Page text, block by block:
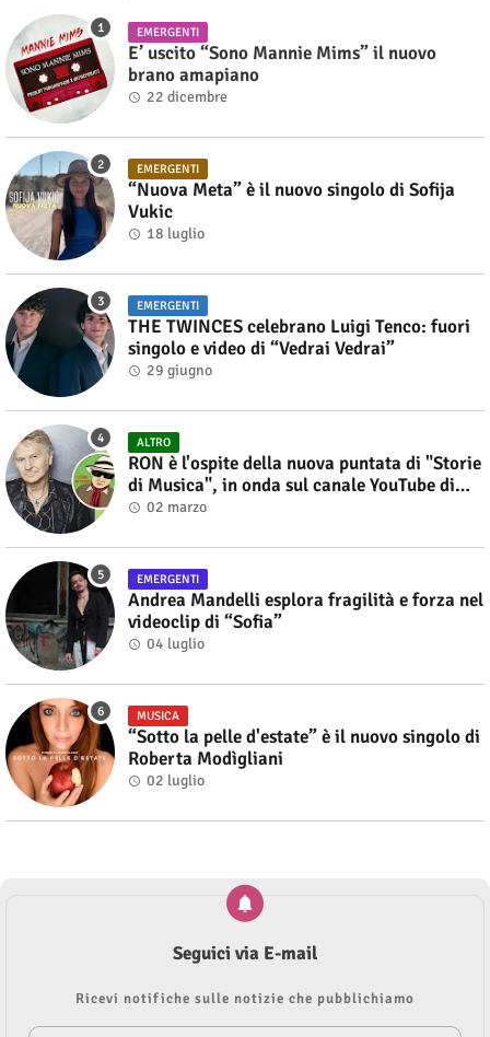
EMERGENTI
E’ uscito “Sono Mannie Mims” il nuovo
brano amapiano
22 dicembre
EMERGENTI
“Nuova Meta” è il nuovo singolo di Sofija
Vukic
18 luglio
EMERGENTI
THE TWINCES celebrano Luigi Tenco: fuori
singolo e video di “Vedrai Vedrai”
29 giugno
ALTRO
RON è l'ospite della nuova puntata di "Storie
di Musica", in onda sul canale YouTube di
Alberto Salerno
02 marzo
EMERGENTI
Andrea Mandelli esplora fragilità e forza nel
videoclip di “Sofia”
04 luglio
MUSICA
“Sotto la pelle d'estate” è il nuovo singolo di
Roberta Modìgliani
02 luglio
Seguici via E-mail
Ricevi notifiche sulle notizie che pubblichiamo